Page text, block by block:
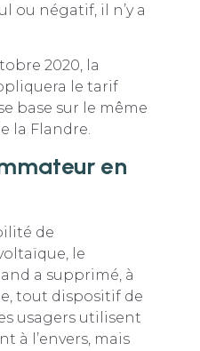
ou négatif, il n’y a
2020, la
le tarif
base sur le même
la Flandre.
en
de
le
a supprimé, à
tout dispositif de
usagers utilisent
à l’envers, mais